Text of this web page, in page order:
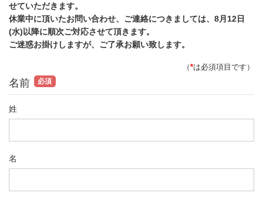
せていただきます。
休業中に頂いたお問い合わせ、ご連絡につきましては、8月12日
(水)以降に順次ご対応させて頂きます。
ご迷惑お掛けしますが、ご了承お願い致します。